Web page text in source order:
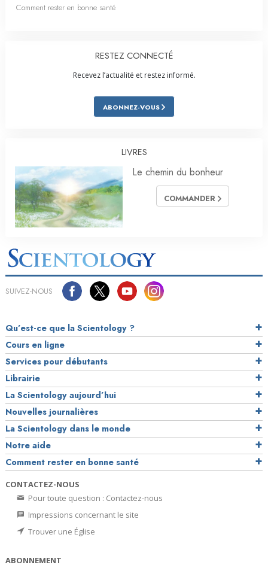
Comment rester en bonne santé
RESTEZ CONNECTÉ
Recevez l’actualité et restez informé.
ABONNEZ-VOUS
LIVRES
Le chemin du bonheur
COMMANDER
SUIVEZ-NOUS
Qu’est-ce que la Scientology ?
Cours en ligne
Services pour débutants
Librairie
La Scientology aujourd’hui
Nouvelles journalières
La Scientology dans le monde
Notre aide
Comment rester en bonne santé
CONTACTEZ-NOUS
Pour toute question : Contactez-nous
Impressions concernant le site
Trouver une Église
ABONNEMENT